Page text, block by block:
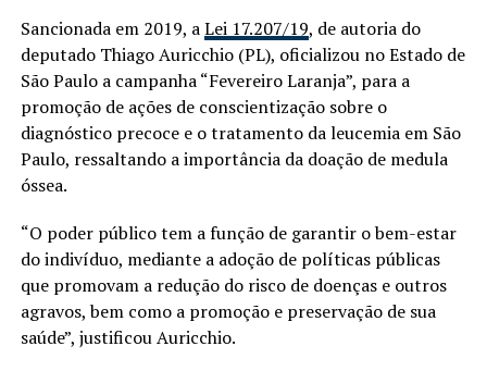
Sancionada em 2019, aLei 17.207/19, de autoria do
deputado Thiago Auricchio (PL), oficializou no Estado de
São Paulo a campanha “Fevereiro Laranja”, para a
promoção de ações de conscientização sobre o
diagnóstico precoce e o tratamento da leucemia em São
Paulo, ressaltando a importância da doação de medula
óssea.
“O poder público tem a função de garantir o bem-estar
do indivíduo, mediante a adoção de políticas públicas
que promovam a redução do risco de doenças e outros
agravos, bem como a promoção e preservação de sua
saúde”, justificou Auricchio.